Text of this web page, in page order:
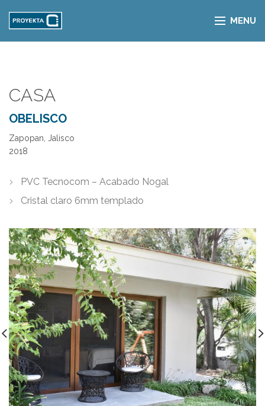
MENU
CASA
OBELISCO
Zapopan, Jalisco
2018
PVC Tecnocom – Acabado Nogal
Cristal claro 6mm templado